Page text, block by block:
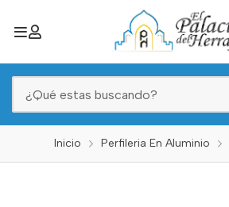
Inicio Perfileria En Aluminio